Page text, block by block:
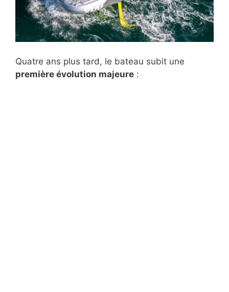
Quatre ans plus tard, le bateau subit une
première évolution majeure :